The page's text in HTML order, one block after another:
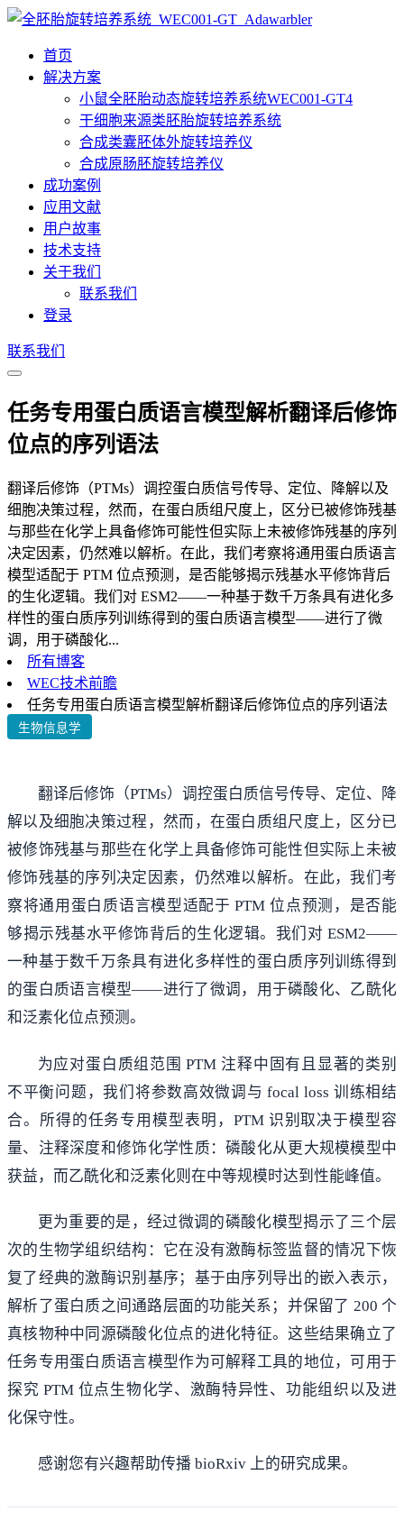
首页
解决方案
小鼠全胚胎动态旋转培养系统WEC001-GT4
干细胞来源类胚胎旋转培养系统
合成类囊胚体外旋转培养仪
合成原肠胚旋转培养仪
成功案例
应用文献
用户故事
技术支持
关于我们
联系我们
登录
联系我们
任务专用蛋白质语言模型解析翻译后修饰
位点的序列语法
翻译后修饰（PTMs）调控蛋白质信号传导、定位、降解以及
细胞决策过程，然而，在蛋白质组尺度上，区分已被修饰残基
与那些在化学上具备修饰可能性但实际上未被修饰残基的序列
决定因素，仍然难以解析。在此，我们考察将通用蛋白质语言
模型适配于 PTM 位点预测，是否能够揭示残基水平修饰背后
的生化逻辑。我们对 ESM2——一种基于数千万条具有进化多
样性的蛋白质序列训练得到的蛋白质语言模型——进行了微
调，用于磷酸化...
所有博客
WEC技术前瞻
任务专用蛋白质语言模型解析翻译后修饰位点的序列语法
生物信息学
翻译后修饰（PTMs）调控蛋白质信号传导、定位、降
解以及细胞决策过程，然而，在蛋白质组尺度上，区分已
被修饰残基与那些在化学上具备修饰可能性但实际上未被
修饰残基的序列决定因素，仍然难以解析。在此，我们考
察将通用蛋白质语言模型适配于 PTM 位点预测，是否能
够揭示残基水平修饰背后的生化逻辑。我们对 ESM2——
一种基于数千万条具有进化多样性的蛋白质序列训练得到
的蛋白质语言模型——进行了微调，用于磷酸化、乙酰化
和泛素化位点预测。
为应对蛋白质组范围 PTM 注释中固有且显著的类别
不平衡问题，我们将参数高效微调与 focal loss 训练相结
合。所得的任务专用模型表明，PTM 识别取决于模型容
量、注释深度和修饰化学性质：磷酸化从更大规模模型中
获益，而乙酰化和泛素化则在中等规模时达到性能峰值。
更为重要的是，经过微调的磷酸化模型揭示了三个层
次的生物学组织结构：它在没有激酶标签监督的情况下恢
复了经典的激酶识别基序；基于由序列导出的嵌入表示，
解析了蛋白质之间通路层面的功能关系；并保留了 200 个
真核物种中同源磷酸化位点的进化特征。这些结果确立了
任务专用蛋白质语言模型作为可解释工具的地位，可用于
探究 PTM 位点生物化学、激酶特异性、功能组织以及进
化保守性。
感谢您有兴趣帮助传播 bioRxiv 上的研究成果。